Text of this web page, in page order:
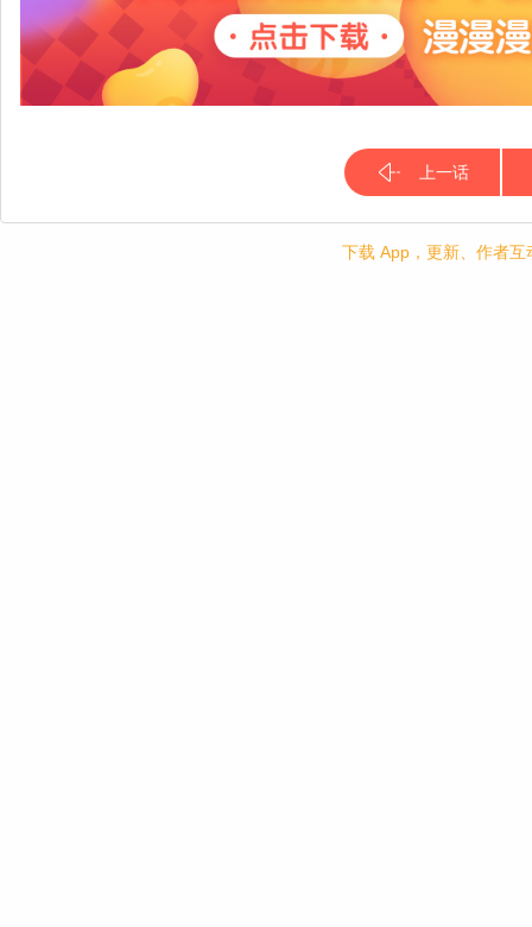
上一话
下载 App，更新、作者